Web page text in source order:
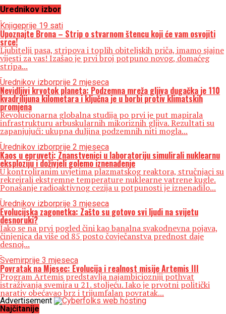
Urednikov izbor
Knjigeprije 19 sati
Upoznajte Brona – Strip o stvarnom štencu koji će vam osvojiti
srce!
Ljubitelji pasa, stripova i toplih obiteljskih priča, imamo sjajne
vijesti za vas! Izašao je prvi broj potpuno novog, domaćeg
stripa...
Urednikov izborprije 2 mjeseca
Nevidljivi krvotok planeta: Podzemna mreža gljiva dugačka je 110
kvadrilijuna kilometara i ključna je u borbi protiv klimatskih
promjena
Revolucionarna globalna studija po prvi je put mapirala
infrastrukturu arbuskularnih mikoriznih gljiva. Rezultati su
zapanjujući: ukupna duljina podzemnih niti mogla...
Urednikov izborprije 2 mjeseca
Kaos u epruveti: Znanstvenici u laboratoriju simulirali nuklearnu
eksploziju i doživjeli golemo iznenađenje
U kontroliranim uvjetima plazmatskog reaktora, stručnjaci su
rekreirali ekstremne temperature nuklearne vatrene kugle.
Ponašanje radioaktivnog cezija u potpunosti je iznenadilo...
Urednikov izborprije 3 mjeseca
Evolucijska zagonetka: Zašto su gotovo svi ljudi na svijetu
desnoruki?
Iako se na prvi pogled čini kao banalna svakodnevna pojava,
činjenica da više od 85 posto čovječanstva prednost daje
desnoj...
Svemirprije 3 mjeseca
Povratak na Mjesec: Evolucija i realnost misije Artemis III
Program Artemis predstavlja najambiciozniji pothvat
istraživanja svemira u 21. stoljeću. Iako je prvotni politički
narativ obećavao brz i trijumfalan povratak...
Advertisement
Najčitanije